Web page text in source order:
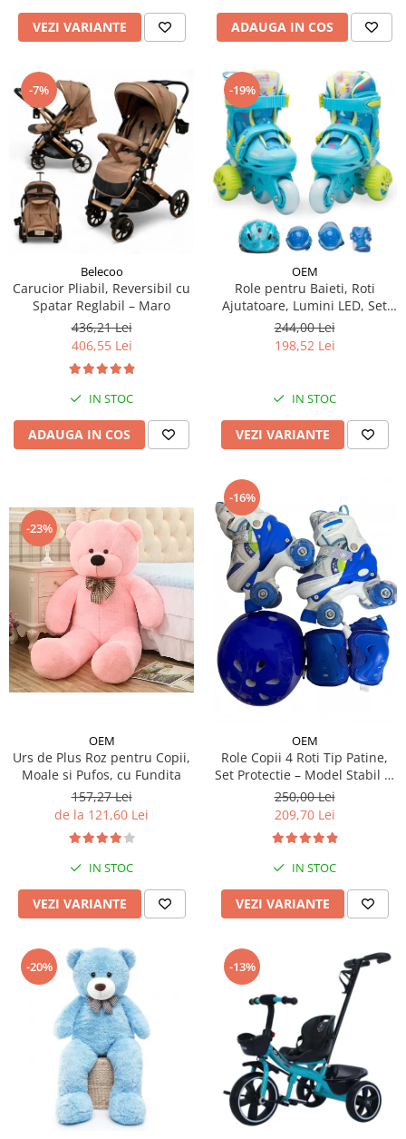
VEZI VARIANTE ADAUGA IN COS
-7%
Belecoo
Carucior Pliabil, Reversibil cu
Spatar Reglabil – Maro
436,21 Lei
406,55 Lei
IN STOC
ADAUGA IN COS
-19%
OEM
Role pentru Baieti, Roti
Ajutatoare, Lumini LED, Set
Protectie
244,00 Lei
198,52 Lei
IN STOC
VEZI VARIANTE
-23%
OEM
Urs de Plus Roz pentru Copii,
Moale si Pufos, cu Fundita
157,27 Lei
de la 121,60 Lei
IN STOC
VEZI VARIANTE
-16%
OEM
Role Copii 4 Roti Tip Patine,
Set Protectie – Model Stabil si
Reglabil - Albastru
250,00 Lei
209,70 Lei
IN STOC
VEZI VARIANTE
-20% -13%